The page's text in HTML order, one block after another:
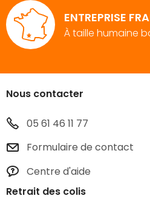
ENTREPRISE
À taille humaine
Nous contacter
05 61 46 11 77
Formulaire de contact
Centre d'aide
Retrait des colis